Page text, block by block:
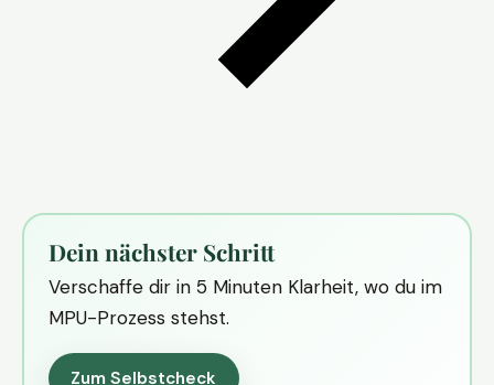
Dein nächster Schritt
Verschaffe dir in 5 Minuten Klarheit, wo du im
MPU-Prozess stehst.
Zum Selbstcheck